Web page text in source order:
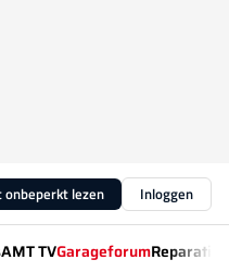
onbeperkt lezen Inloggen
AMT TVGarageforum